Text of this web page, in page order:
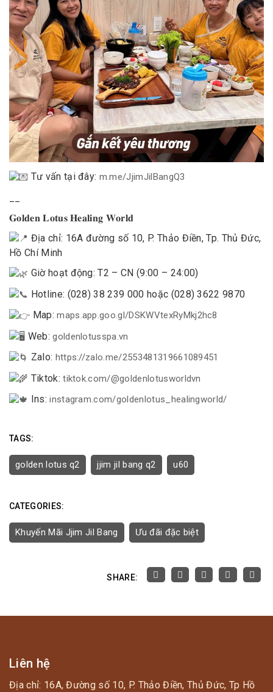
Tư vấn tại đây: m.me/JjimJilBangQ3
𝐆𝐨𝐥𝐝𝐞𝐧 𝐋𝐨𝐭𝐮𝐬 𝐇𝐞𝐚𝐥𝐢𝐧𝐠 𝐖𝐨𝐫𝐥𝐝
Địa chỉ: 16A đường số 10, P. Thảo Điền, Tp. Thủ Đức,
Hồ Chí Minh
Giờ hoạt động: T2 – CN (9:00 – 24:00)
Hotline: (028) 38 239 000 hoặc (028) 3622 9870
Map:maps.app.goo.gl/DSKWVtexRyMkj2hc8
Web:goldenlotusspa.vn
Zalo: https://zalo.me/2553481319661089451
Tiktok:tiktok.com/@goldenlotusworldvn
Ins:instagram.com/goldenlotus_healingworld/
TAGS:
golden lotus q2 jjim jil bang q2 u60
CATEGORIES:
Khuyến Mãi Jjim Jil Bang Ưu đãi đặc biệt
SHARE:
Liên hệ
Địa chỉ: 16A, Đường số 10, P. Thảo Điền, Thủ Đức, Tp Hồ